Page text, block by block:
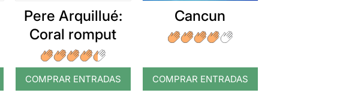
Pere Arquillué:
Coral romput
COMPRAR ENTRADAS
Cancun
COMPRAR ENTRADAS